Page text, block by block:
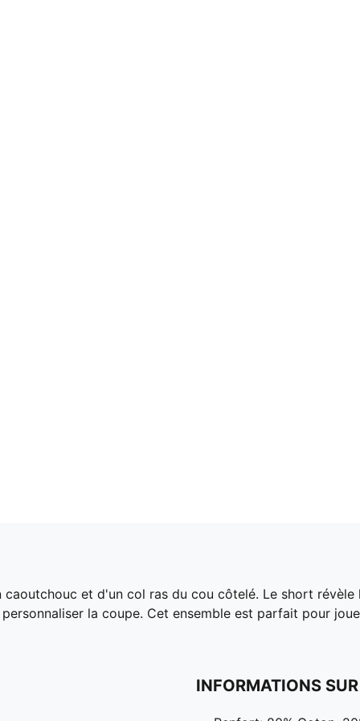
et d'un col ras du cou côtelé. Le short révèle
la coupe. Cet ensemble est parfait pour
INFORMATIONS